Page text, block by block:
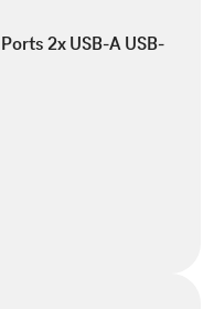
2x USB-A USB-